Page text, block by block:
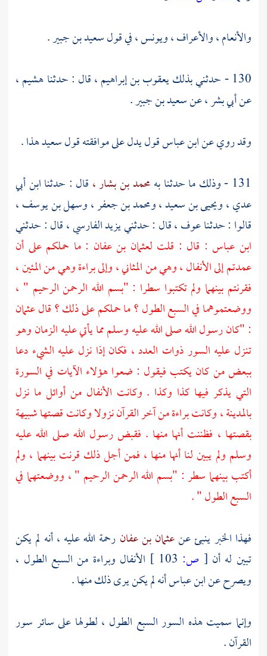
والأنعام ، والأعراف ،ويونس ،في قولسعيد بن جبير.
130 - حدثني بذلك
يعقوب بن إبراهيم ،قال : حدثناهشيم ،
عنأبي بشر ،عنسعيد بن جبير.
وقد روي عنابن عباسقول يدل على موافقته قولسعيدهذا .
131 - وذلك ما حدثنا به
محمد بن بشار ، قال : حدثناابن أبي
عدي ،ويحيى بن سعيد ،ومحمد بن جعفر ،وسهل بن يوسف ،
قالوا : حدثناعوف ،قال : حدثنييزيد الفارسي ،قال : حدثني
ابن عباس : قال : قلت لعثمان بن عفان : ما حملكم على أن
عمدتم إلى الأنفال ، وهي من المثاني ، وإلى براءة وهي من المئين ،
فقرنتم بينهما ولم تكتبوا سطرا : "بسم الله الرحمن الرحيم " ،
ووضعتموهما في السبع الطول ؟ ما حملكم على ذلك ؟ قال عثمان
: "كان رسول الله صلى الله عليه وسلم مما يأتي عليه الزمان وهو
تنزل عليه السور ذوات العدد ، فكان إذا نزل عليه الشيء دعا
ببعض من كان يكتب فيقول : ضعوا هؤلاء الآيات في السورة
التي يذكر فيها كذا وكذا . وكانت الأنفال من أوائل ما نزل
بالمدينة ، وكانت براءة من آخر القرآن نزولا وكانت قصتها شبيهة
بقصتها ، فظننت أنها منها . فقبض رسول الله صلى الله عليه
وسلم ولم يبين لنا أنها منها ، فمن أجل ذلك قرنت بينهما ، ولم
أكتب بينهما سطر : "بسم الله الرحمن الرحيم " ، ووضعتهما في
السبع الطول " .
فهذا الخبر ينبئ عنعثمان بن عفان رحمة الله عليه ، أنه لم يكن
تبين له أن [ ص:
الأنفال وبراءة من السبع الطول ،
ويصرح عنابن عباسأنه لم يكن يرى ذلك منها .
وإنما سميت هذه السور السبع الطول ، لطولها على سائر سور
القرآن .